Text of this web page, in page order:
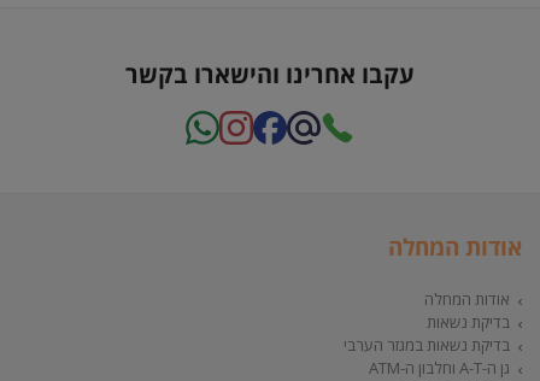
עקבו אחרינו והישארו בקשר
אודות המחלה
אודות המחלה
בדיקת נשאות
בדיקת נשאות במגזר הערבי
גן ה-A-T וחלבון ה-ATM